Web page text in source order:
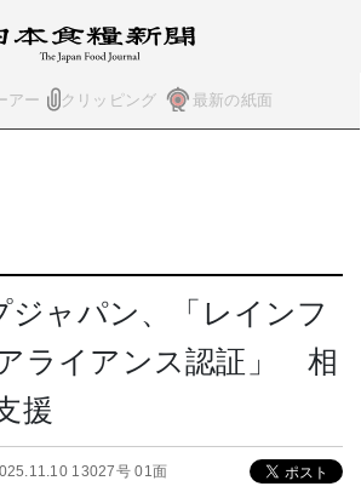
アー クリッピング 最新の紙面
ジャパン、「レインフ
ライアンス認証」 相
援
13027号 01面